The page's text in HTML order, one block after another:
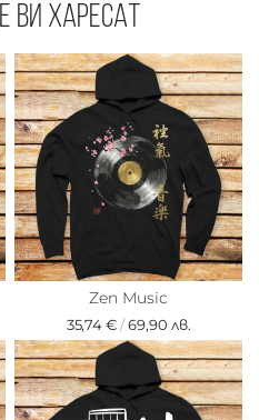
харесат
Zen Music
35,74 €/69,90 лв.